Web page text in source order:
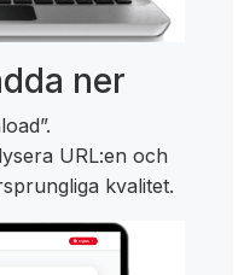
ner
URL:en och
kvalitet.